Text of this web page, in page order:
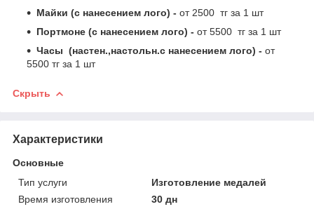
Майки (с нанесением лого) - от 2500 тг за 1 шт
Портмоне (с нанесением лого) - от 5500 тг за 1 шт
Часы (настен.,настольн.с нанесением лого) - от
5500 тг за 1 шт
Скрыть
Характеристики
Основные
Тип услуги
Изготовление медалей
Время изготовления
30 дн